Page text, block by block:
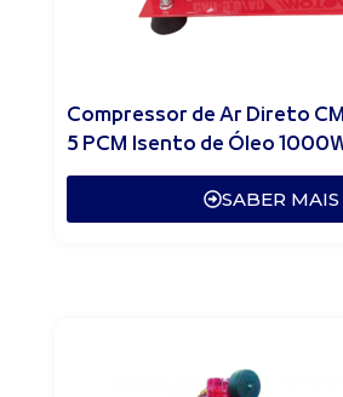
Compressor de Ar Direto
5 PCM Isento de Óleo
SABER MAIS